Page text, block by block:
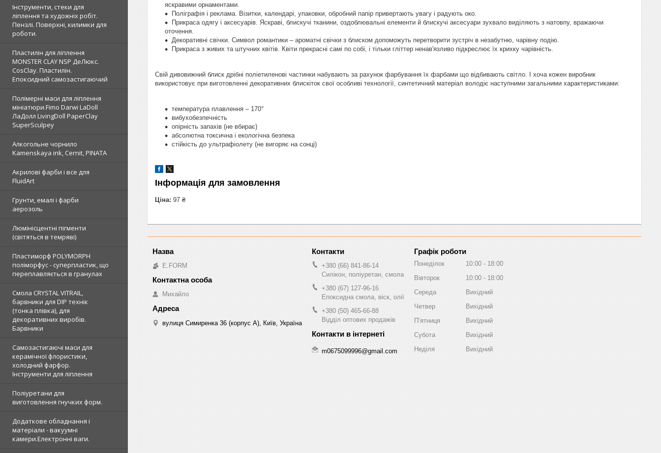
Інструменти, стеки для
ліплення та художніх робіт.
Пензлі. Поверхні, килимки для
роботи.
Пластилін для ліплення
MONSTER CLAY NSP ДеЛюкс.
CosClay. Пластилін.
Епоксидний самозастигаючий
Полімерні маси для ліплення
мініатюри.Fimo Darwi LaDoll
ЛаДолл LivingDoll PaperClay
SuperSculpey
Алкогольне чорнило
Kamenskaya ink, Cernit, PINATA
Акрилові фарби і все для
FluidArt
Грунти, емалі і фарби
аерозоль
Люмінісцентні пігменти
(світяться в темряві)
Пластиморф POLYMORPH
поліморфус - суперпластик, що
переплавляється в гранулах
Смола CRYSTAL VITRAIL,
барвники для DIP технік
(тонка плівка), для
декоративних виробів.
Барвники
Самозастигаючі маси для
керамічної флористики,
холодний фарфор.
Інструменти для ліплення
Поліуретани для
виготовлення гнучких форм.
Додаткове обладнання і
матеріали - вакуумні
камери.Електронні ваги.
яскравими орнаментами.
Поліграфія і реклама. Візитки, календарі, упаковки, обробний папір привертають увагу і радують око.
Прикраса одягу і аксесуарів. Яскраві, блискучі тканини, оздоблювальні елементи й блискучі аксесуари зухвало виділяють з натовпу, вражаючи
оточення.
Декоративні свічки. Символ романтики – ароматні свічки з блиском допоможуть перетворити зустріч в незабутню, чарівну подію.
Прикраса з живих та штучних квітів. Квіти прекрасні самі по собі, і тільки гліттер ненав'язливо підкреслює їх крихку чарівність.
Свій дивовижний блиск дрібні поліетиленові частинки набувають за рахунок фарбування їх фарбами що відбивають світло. І хоча кожен виробник
використовує при виготовленні декоративних блискіток свої особливі технології, синтетичний матеріал володіє наступними загальними характеристиками:
температура плавлення – 170°
вибухобезпечність
опірність запахів (не вбирає)
абсолютна токсична і екологічна безпека
стійкість до ультрафіолету (не вигоряє на сонці)
Інформація для замовлення
Ціна: 97 ₴
E.FORM
Михайло
вулиця Симиренка 36 (корпус А), Київ, Україна
+380 (66) 841-86-14
Силікон, поліуретан, смола
+380 (67) 127-96-16
Епоксидна смола, віск, олії
+380 (50) 465-66-88
Відділ оптових продажів
m0675099996@gmail.com
Графік роботи
Понеділок 10:00
18:00
Вівторок
10:00
18:00
Середа
Вихідний
Четвер
Вихідний
Пʼятниця
Вихідний
Субота
Вихідний
Неділя
Вихідний